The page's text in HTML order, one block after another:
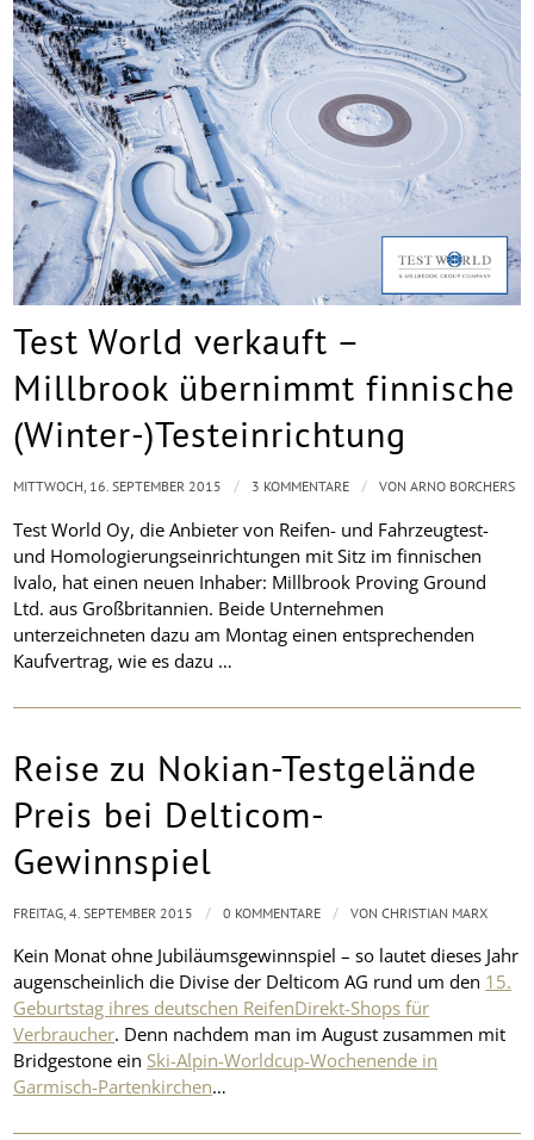
Test World verkauft –
Millbrook übernimmt finnische
(Winter-)Testeinrichtung
Test World Oy, die Anbieter von Reifen- und Fahrzeugtest-
und Homologierungseinrichtungen mit Sitz im finnischen
Ivalo, hat einen neuen Inhaber: Millbrook Proving Ground
Ltd. aus Großbritannien. Beide Unternehmen
unterzeichneten dazu am Montag einen entsprechenden
Kaufvertrag, wie es dazu …
MITTWOCH, 16. SEPTEMBER 2015 / 3 KOMMENTARE / VONARNO BORCHERS
Reise zu Nokian-Testgelände
Preis bei Delticom-
Gewinnspiel
Kein Monat ohne Jubiläumsgewinnspiel – so lautet dieses Jahr
augenscheinlich die Divise der Delticom AG rund um den 15.
Geburtstag ihres deutschen ReifenDirekt-Shops für
Verbraucher. Denn nachdem man im August zusammen mit
Bridgestone ein Ski-Alpin-Worldcup-Wochenende in
Garmisch-Partenkirchen…
FREITAG, 4. SEPTEMBER 2015 / 0 KOMMENTARE / VONCHRISTIAN MARX